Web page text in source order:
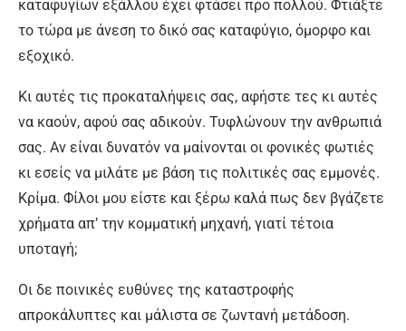
καταφυγίων εξάλλου έχει φτάσει προ πολλού. Φτιάξτε
το τώρα με άνεση το δικό σας καταφύγιο, όμορφο και
εξοχικό.
Κι αυτές τις προκαταλήψεις σας, αφήστε τες κι αυτές
να καούν, αφού σας αδικούν. Τυφλώνουν την ανθρωπιά
σας. Αν είναι δυνατόν να μαίνονται οι φονικές φωτιές
κι εσείς να μιλάτε με βάση τις πολιτικές σας εμμονές.
Κρίμα. Φίλοι μου είστε και ξέρω καλά πως δεν βγάζετε
χρήματα απ’ την κομματική μηχανή, γιατί τέτοια
υποταγή;
Οι δε ποινικές ευθύνες της καταστροφής
απροκάλυπτες και μάλιστα σε ζωντανή μετάδοση.